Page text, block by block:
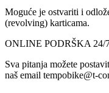
Moguće je ostvariti i
(revolving) karticama.
ONLINE PODRŠKA 24/
Sva pitanja možete
naš email tempobike@t-